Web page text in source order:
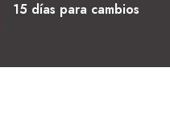
15 días para cambios